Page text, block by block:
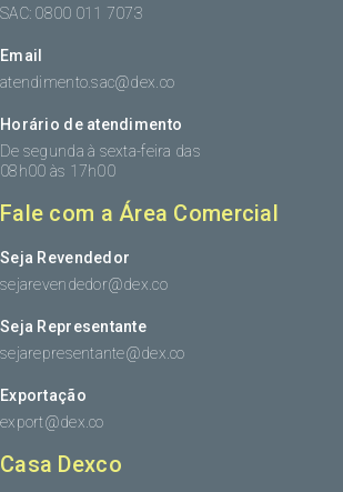
SAC: 0800 011 7073
Email
atendimento.sac@dex.co
Horário de atendimento
De segunda à sexta-feira das
08h00 às 17h00
Fale com a Área Comercial
Seja Revendedor
sejarevendedor@dex.co
Seja Representante
sejarepresentante@dex.co
Exportação
export@dex.co
Casa Dexco